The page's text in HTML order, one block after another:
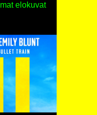
elokuvat